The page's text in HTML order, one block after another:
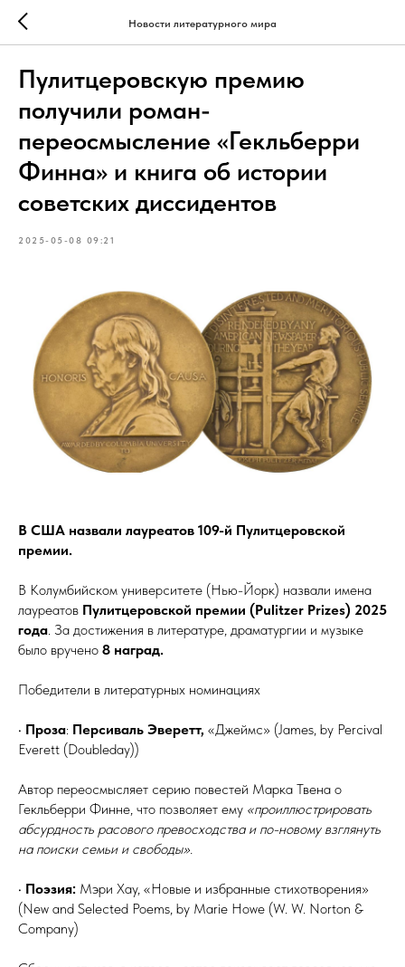
Новости литературного мира
Пулитцеровскую премию
получили роман-
переосмысление «Гекльберри
Финна» и книга об истории
советских диссидентов
2025-05-08 09:21
В США назвали лауреатов 109-й Пулитцеровской
премии.
В Колумбийском университете (Нью-Йорк) назвали имена
лауреатов Пулитцеровской премии (Pulitzer Prizes) 2025
года. За достижения в литературе, драматургии и музыке
было вручено 8 наград.
Победители в литературных номинациях
• Проза: Персиваль Эверетт, «Джеймс» (James, by Percival
Everett (Doubleday))
Автор переосмысляет серию повестей Марка Твена о
Гекльберри Финне, что позволяет ему «проиллюстрировать
абсурдность расового превосходства и по-новому взглянуть
на поиски семьи и свободы».
• Поэзия: Мэри Хау, «Новые и избранные стихотворения»
(New and Selected Poems, by Marie Howe (W. W. Norton &
Company)